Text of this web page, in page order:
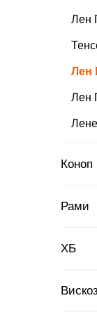
Лен
Лен
Лен
Коноп
Рами
ХБ